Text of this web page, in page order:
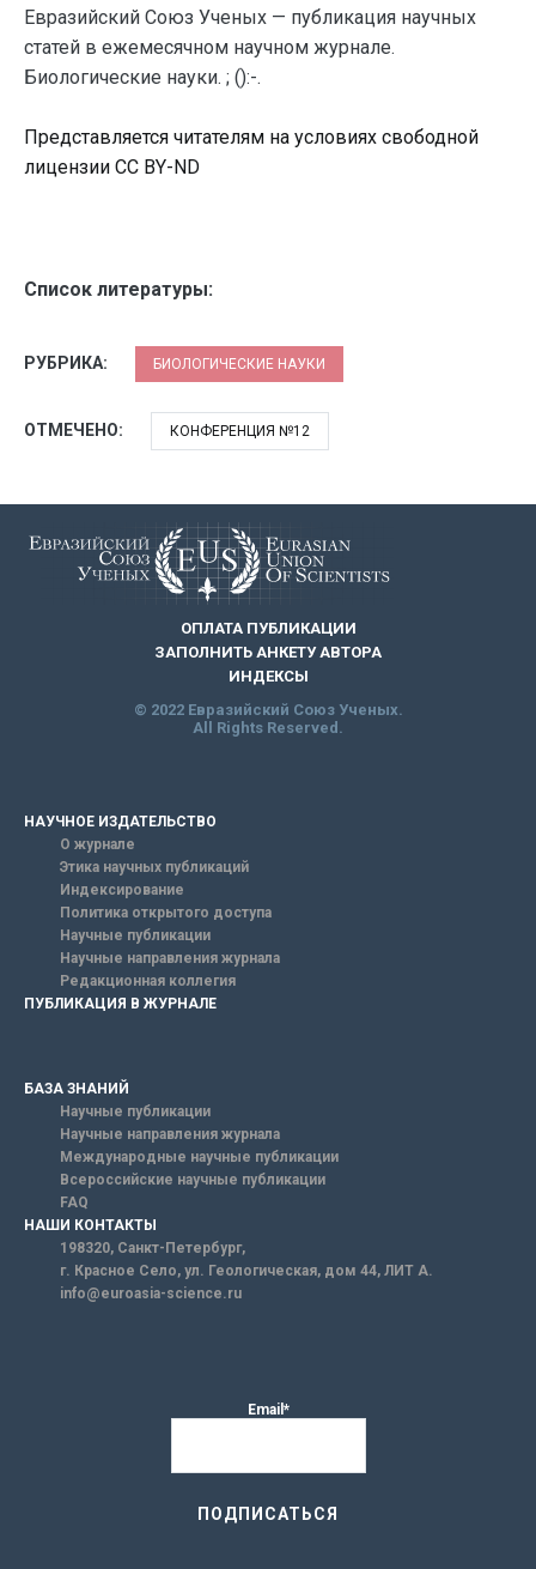
Евразийский Союз Ученых — публикация научных
статей в ежемесячном научном журнале.
Биологические науки. ; ():-.
Представляется читателям на условиях свободной
лицензии CC BY-ND
Список литературы:
РУБРИКА: БИОЛОГИЧЕСКИЕ НАУКИ
ОТМЕЧЕНО: КОНФЕРЕНЦИЯ №12
ОПЛАТА ПУБЛИКАЦИИ
ЗАПОЛНИТЬ АНКЕТУ АВТОРА
ИНДЕКСЫ
© 2022 Евразийский Союз Ученых.
All Rights Reserved.
НАУЧНОЕ ИЗДАТЕЛЬСТВО
О журнале
Этика научных публикаций
Индексирование
Политика открытого доступа
Научные публикации
Научные направления журнала
Редакционная коллегия
ПУБЛИКАЦИЯ В ЖУРНАЛЕ
БАЗА ЗНАНИЙ
Научные публикации
Научные направления журнала
Международные научные публикации
Всероссийские научные публикации
FAQ
НАШИ КОНТАКТЫ
198320, Санкт-Петербург,
г. Красное Село, ул. Геологическая, дом 44, ЛИТ А.
info@euroasia-science.ru
Email*